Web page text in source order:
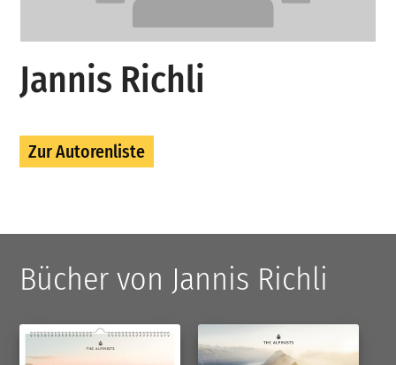
Jannis Richli
Zur Autorenliste
Bücher von Jannis Richli